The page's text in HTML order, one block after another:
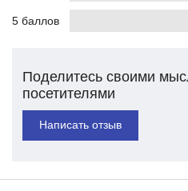
5 баллов
Поделитесь своими
посетителями
Написать отзыв